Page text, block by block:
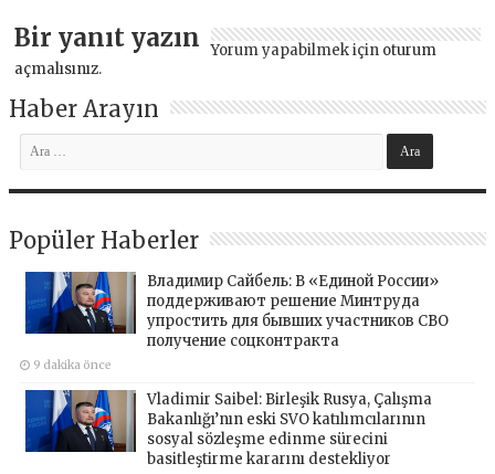
Bir yanıt yazın Yorum yapabilmek için oturum
açmalısınız.
Haber Arayın
Popüler Haberler
Владимир Сайбель: В «Единой России»
поддерживают решение Минтруда
упростить для бывших участников СВО
получение соцконтракта
9 dakika önce
Vladimir Saibel: Birleşik Rusya, Çalışma
Bakanlığı’nın eski SVO katılımcılarının
sosyal sözleşme edinme sürecini
basitleştirme kararını destekliyor